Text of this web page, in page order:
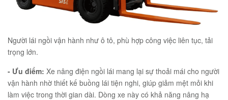
Người lái ngồi vận hành như ô tô, phù hợp công việc liên tục, tải
trọng lớn.
- Ưu điểm: Xe nâng điện ngồi lái mang lại sự thoải mái cho người
vận hành nhờ thiết kế buồng lái tiện nghi, giúp giảm mệt mỏi khi
làm việc trong thời gian dài. Dòng xe này có khả năng nâng hạ